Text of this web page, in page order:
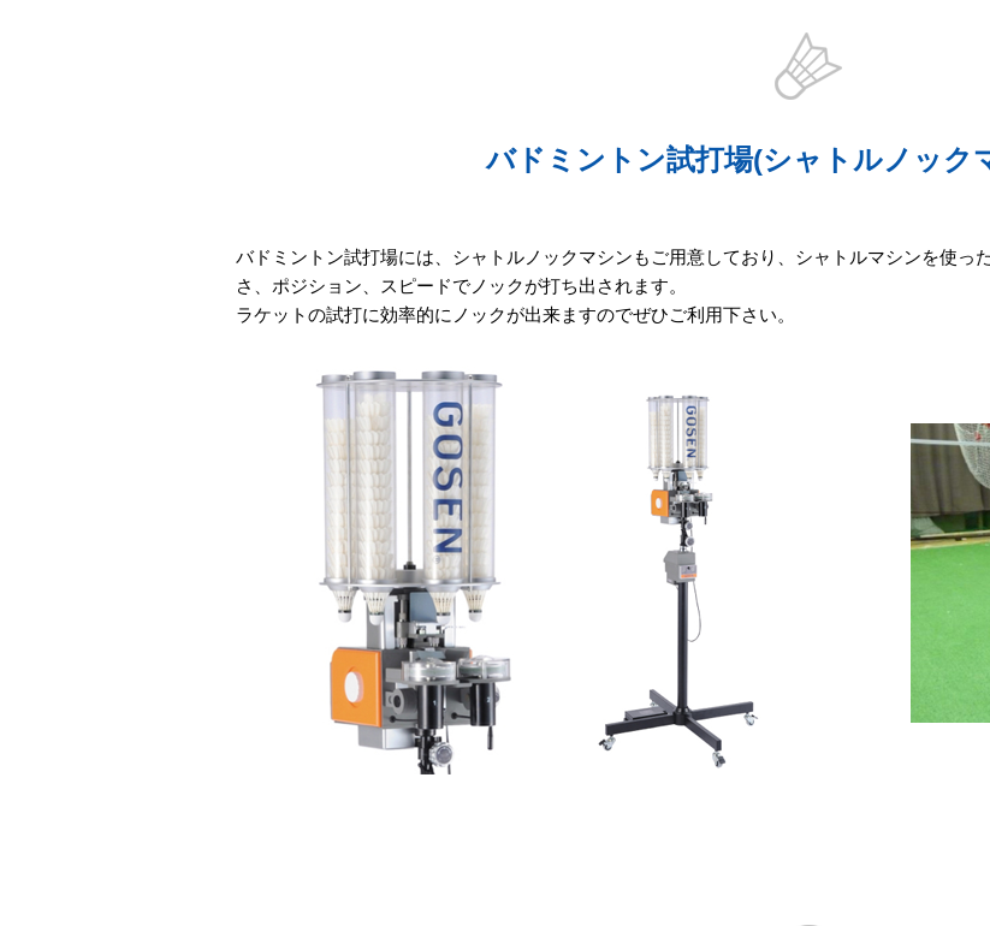
バドミントン試打場(シャトルノック
バドミントン試打場には、シャトルノックマシンもご用意しており、シャトルマシンを使っ
さ、ポジション、スピードでノックが打ち出されます。
ラケットの試打に効率的にノックが出来ますのでぜひご利用下さい。